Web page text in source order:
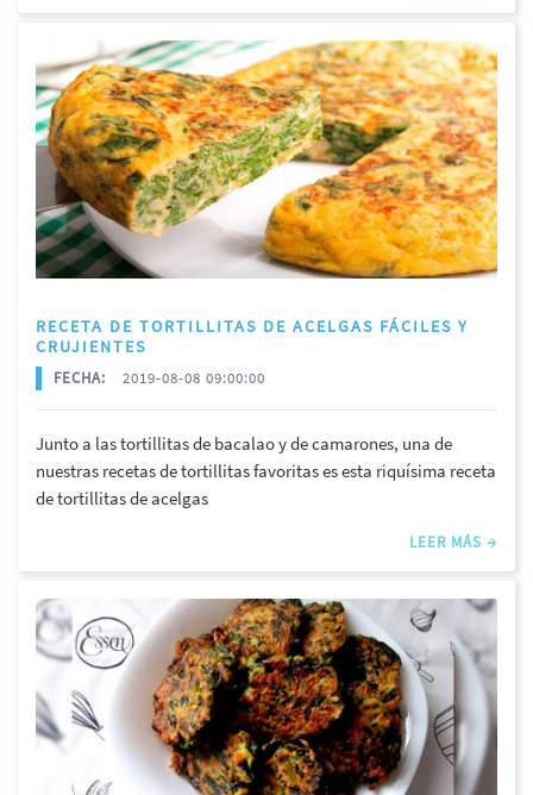
RECETA DE TORTILLITAS DE ACELGAS FÁCILES Y
CRUJIENTES
FECHA: 2019-08-08 09:00:00
Junto a las tortillitas de bacalao y de camarones, una de
nuestras recetas de tortillitas favoritas es esta riquísima receta
de tortillitas de acelgas
LEER MÁS →